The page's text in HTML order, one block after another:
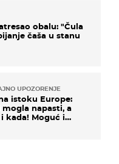
obalu: "Čula
čaša u stanu
UPOZORENJE
istoku Europe:
mogla napasti, a
kada! Moguć i